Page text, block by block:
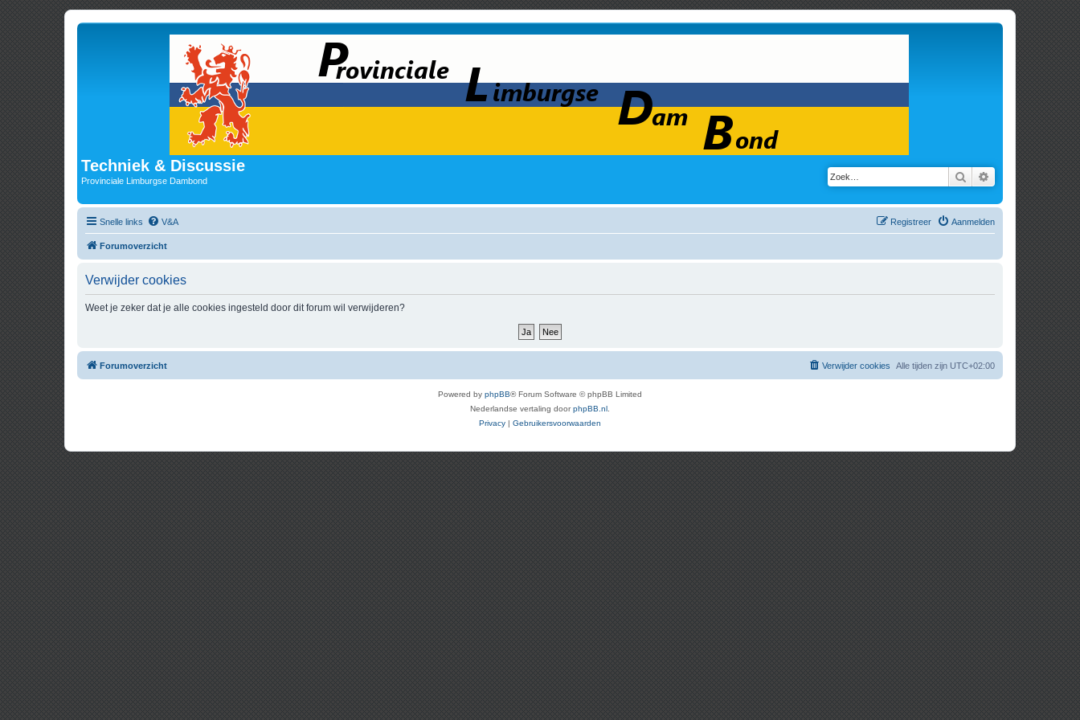
Techniek & Discussie
Provinciale Limburgse Dambond Zoek Uitgebreid zoeken
Snelle links V&A Aanmelden
Registreer
Forumoverzicht
Verwijder cookies
Weet je zeker dat je alle cookies ingesteld door dit forum wil verwijderen?
Forumoverzicht Alle tijden zijn UTC+02:00
Verwijder cookies
Powered by phpBB® Forum Software © phpBB Limited
Nederlandse vertaling doorphpBB.nl
Privacy | Gebruikersvoorwaarden